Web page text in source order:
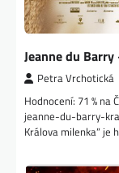
Jeanne du
Petra Vrchotická
Hodnocení: 71 %
jeanne-du-barry-
Králova milenka“ je